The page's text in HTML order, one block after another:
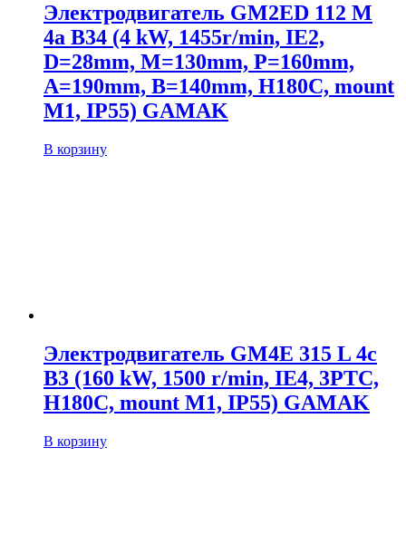
Электродвигатель GM2ED 112 M
4a B34 (4 kW, 1455r/min, IE2,
D=28mm, M=130mm, P=160mm,
A=190mm, B=140mm, H180C, mount
M1, IP55) GAMAK
В корзину
Электродвигатель GM4E 315 L 4c
B3 (160 kW, 1500 r/min, IE4, 3PTC,
H180C, mount M1, IP55) GAMAK
В корзину